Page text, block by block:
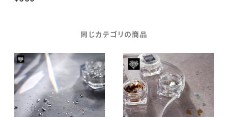
同じカテゴリの商品